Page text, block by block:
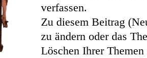
verfassen.
Zu diesem Beitrag
zu ändern oder das
Löschen Ihrer